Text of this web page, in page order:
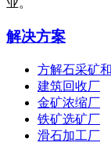
业。
解决方案
方解石采矿
建筑回收厂
金矿浓缩厂
铁矿选矿厂
滑石加工厂